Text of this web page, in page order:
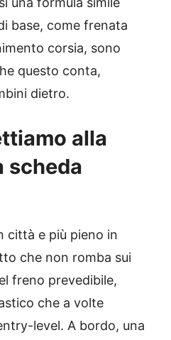
base, come frenata
corsia, sono
questo conta,
dietro.
alla
scheda
città e più pieno in
che non romba sui
freno prevedibile,
che a volte
level. A bordo, una